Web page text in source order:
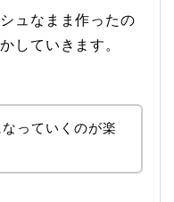
ュなまま作ったの
していきます。
っていくのが楽